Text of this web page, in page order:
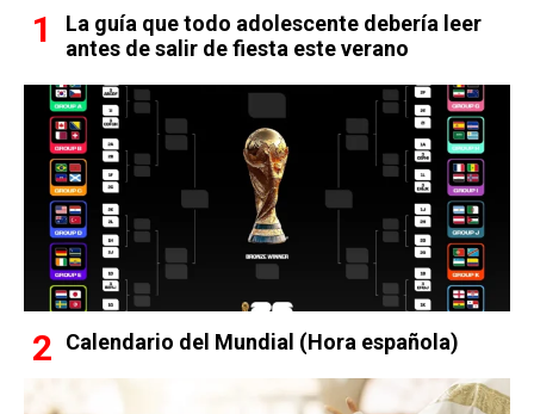
La guía que todo adolescente debería leer
antes de salir de fiesta este verano
Calendario del Mundial (Hora española)